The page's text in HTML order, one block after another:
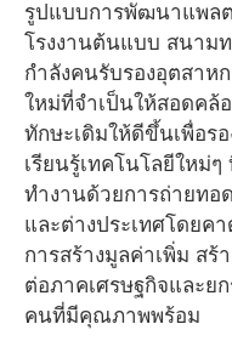
รูปแบบการพัฒนาแพล
โรงงานต้นแบบ สนาม
กำลังคนรับรองอุตสาห
ใหม่ที่จำเป็นให้สอดคล้
ทักษะเดิมให้ดีขึ้นเพื่อร
เรียนรู้เทคโนโลยีใหม่
ทำงานด้วยการถ่ายทอ
และต่างประเทศโดยค
การสร้างมูลค่าเพิ่ม สร้
ต่อภาคเศรษฐกิจและย
คนที่มีคุณภาพพร้อม